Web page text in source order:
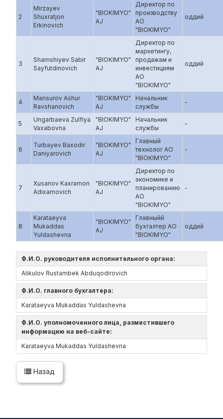
2
Mirzayev
Shuxratjon
Erkinovich
"BIOKIMYO"
AJ
Директор по
производству
АО
"BIOKIMYO"
оддий
3
Shamshiyev Sabir
Sayfutdinovich
"BIOKIMYO"
AJ
Директор по
маркетингу,
продажам и
инвестициям
АО
"BIOKIMYO"
оддий
4
Mansurov Ashur
Ravshanovich
"BIOKIMYO"
AJ
Начальник
службы
-
5
Ungarbaeva Zulfiya
Vaxabovna
"BIOKIMYO"
AJ
Начальник
службы
-
6
Turbayev Baxodir
Daniyarovich
"BIOKIMYO"
AJ
Главный
технолог АО
"BIOKIMYO"
-
7
Xusanov Kaxramon
Adixamovich
"BIOKIMYO"
AJ
Директор по
экономике и
планированию
АО
"BIOKIMYO"
-
8
Karataeyva
Mukaddas
Yuldashevna
"BIOKIMYO"
AJ
Главныйй
бухгалтер АО
"BIOKIMYO"
оддий
Ф.И.О. руководителя исполнительного органа:
Alikulov Rustambek Abduqodirovich
Ф.И.О. главного бухгалтера:
Karataeyva Mukaddas Yuldashevna
Ф.И.О. уполномоченного лица, разместившего
информацию на веб-сайте:
Karataeyva Mukaddas Yuldashevna
Назад